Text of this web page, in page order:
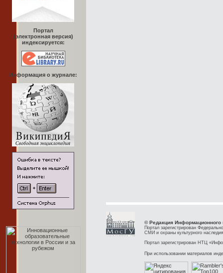
Портал
(электронная версия)
индексируется:
Информация о журнале:
© Редакция Информационного
Портал зарегистрирован
СМИ и охраны культурного
Портал зарегистрирован НТЦ
При использовании материалов